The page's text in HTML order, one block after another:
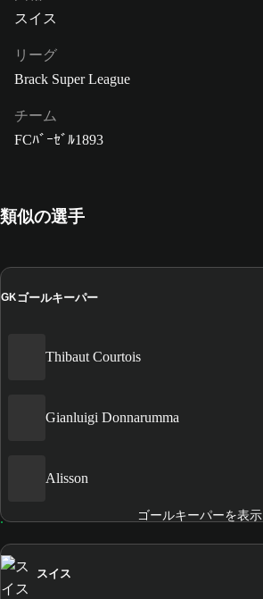
スイス
リーグ
Brack Super League
チーム
FCﾊﾞｰｾﾞﾙ1893
類似の選手
GKゴールキーパー
Thibaut Courtois
Gianluigi Donnarumma
Alisson
ゴールキーパーを表示
スイス